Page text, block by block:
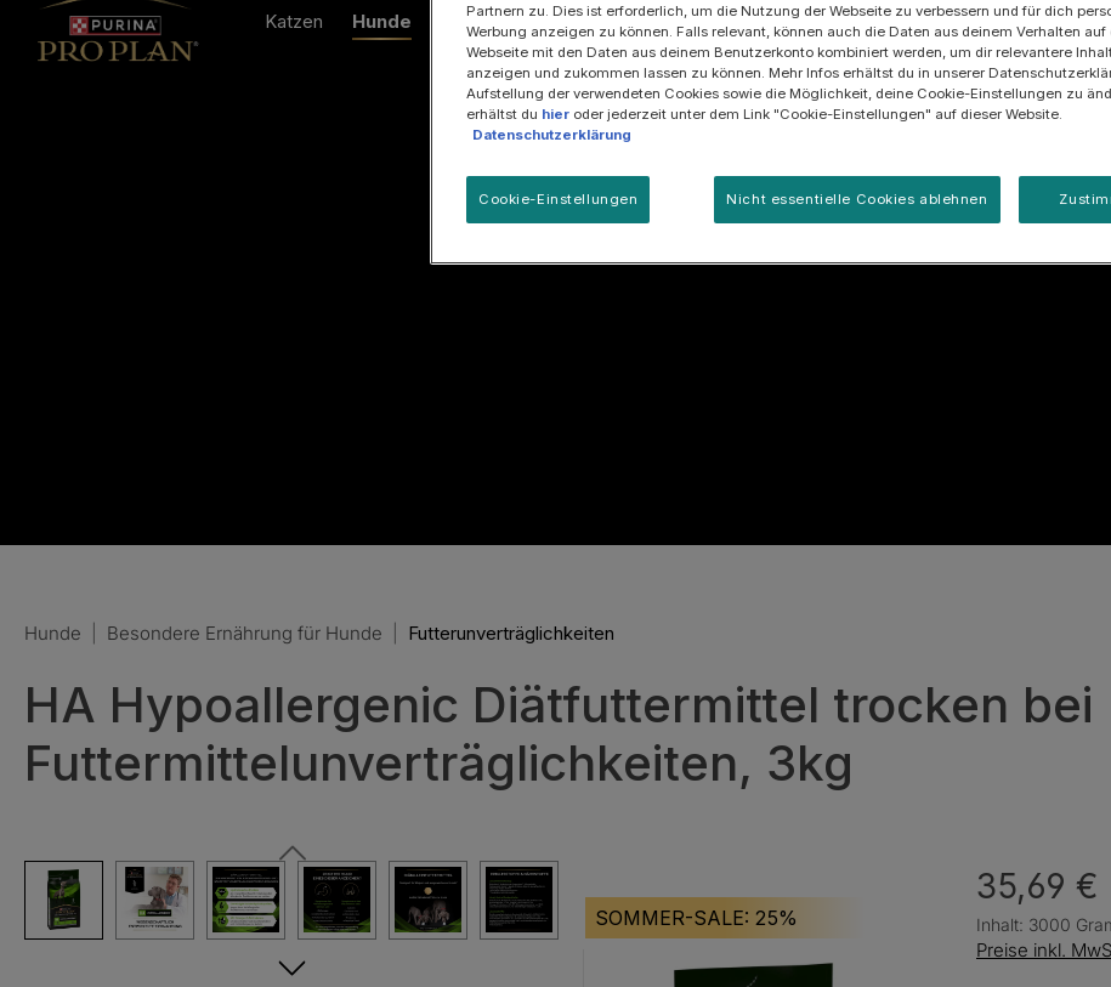
Katzen Hunde Ratgeber
Hunde Besondere Ernährung für Hunde Futterunverträglichkeiten
HA Hypoallergenic Diätfuttermittel trocken bei
Futtermittelunverträglichkeiten, 3kg
Bildergalerie überspringen
SOMMER-SALE: 25%
35,69 €
Inhalt: 3000
Preise inkl.
Partnern zu. Dies ist erforderlich, um die Nutzung der Webseite zu verbessern und für dich
Werbung anzeigen zu können. Falls relevant, können auch die Daten aus deinem Verhalten auf
Webseite mit den Daten aus deinem Benutzerkonto kombiniert werden, um dir relevantere
anzeigen und zukommen lassen zu können. Mehr Infos erhältst du in unserer
Aufstellung der verwendeten Cookies sowie die Möglichkeit, deine Cookie-Einstellungen zu
erhältst du hier oder jederzeit unter dem Link "Cookie-Einstellungen" auf dieser Website.
Datenschutzerklärung
Cookie-Einstellungen Nicht essentielle Cookies ablehnen